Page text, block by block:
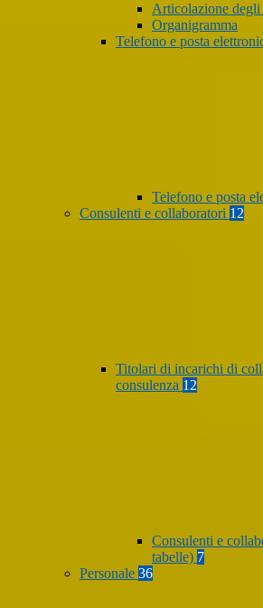
Articolazione
Organigramma
Telefono e posta
Telefono e posta
Consulenti e collaboratori 12
Titolari di incarichi di
consulenza 12
Consulenti e
tabelle) 7
Personale 36